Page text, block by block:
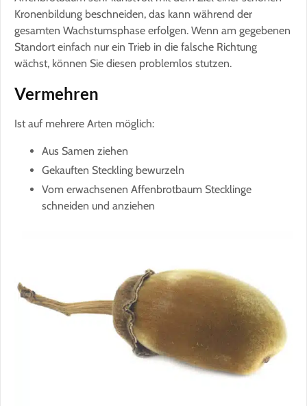
Kronenbildung beschneiden, das kann während der
gesamten Wachstumsphase erfolgen. Wenn am gegebenen
Standort einfach nur ein Trieb in die falsche Richtung
wächst, können Sie diesen problemlos stutzen.
Vermehren
Ist auf mehrere Arten möglich:
Aus Samen ziehen
Gekauften Steckling bewurzeln
Vom erwachsenen Affenbrotbaum Stecklinge
schneiden und anziehen